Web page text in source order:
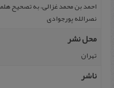
احمد بن محمد غزالی، به تصحیح
نصرالله پورجوادی
محل نشر
تهران
ناشر